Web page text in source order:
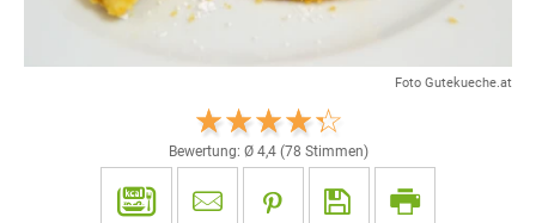
Foto Gutekueche.at
Bewertung: Ø 4,4(78 Stimmen)